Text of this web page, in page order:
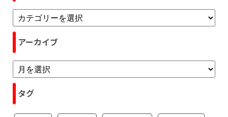
アーカイブ
タグ